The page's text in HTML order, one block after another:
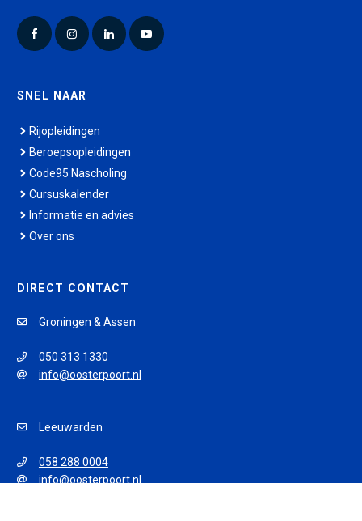
FacebookInstagramLinkedInYouTube
SNEL NAAR
Rijopleidingen
Beroepsopleidingen
Code95 Nascholing
Cursuskalender
Informatie en advies
Over ons
DIRECT CONTACT
Groningen & Assen
050 313 1330
info@oosterpoort.nl
Leeuwarden
058 288 0004
info@oosterpoort.nl